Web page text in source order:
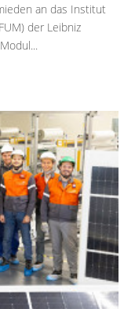
an das Institut
der Leibniz